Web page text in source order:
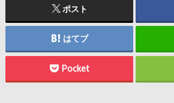
ポスト
はてブ
Pocket